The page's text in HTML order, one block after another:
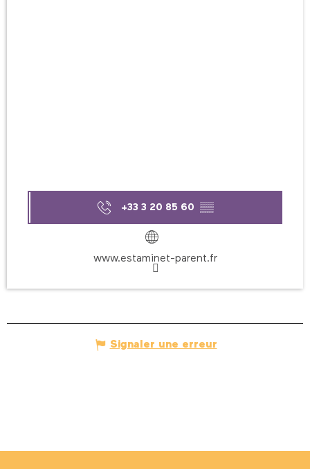
+33 3 20 85 60 ▒▒
www.estaminet-parent.fr
Signaler une erreur